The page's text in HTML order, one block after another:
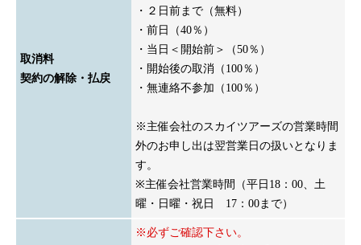
取消料
契約の解除・払戻
・２日前まで（無料）
・前日（40％）
・当日＜開始前＞（50％）
・開始後の取消（100％）
・無連絡不参加（100％）
※主催会社のスカイツアーズの営業時間
外のお申し出は翌営業日の扱いとなりま
す。
※主催会社営業時間（平日18：00、土
曜・日曜・祝日 17：00まで）
※必ずご確認下さい。